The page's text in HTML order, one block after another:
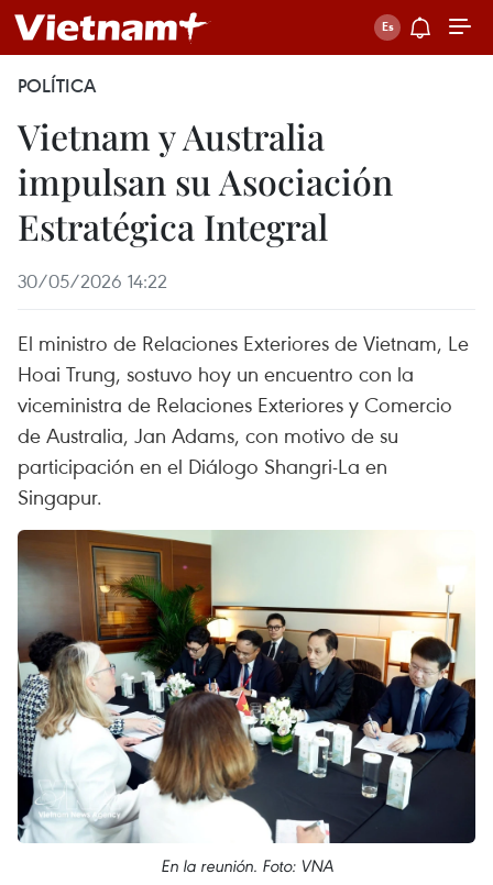
POLÍTICA
Vietnam y Australia
impulsan su Asociación
Estratégica Integral
30/05/2026 14:22
El ministro de Relaciones Exteriores de Vietnam, Le
Hoai Trung, sostuvo hoy un encuentro con la
viceministra de Relaciones Exteriores y Comercio
de Australia, Jan Adams, con motivo de su
participación en el Diálogo Shangri-La en
Singapur.
En la reunión. Foto: VNA